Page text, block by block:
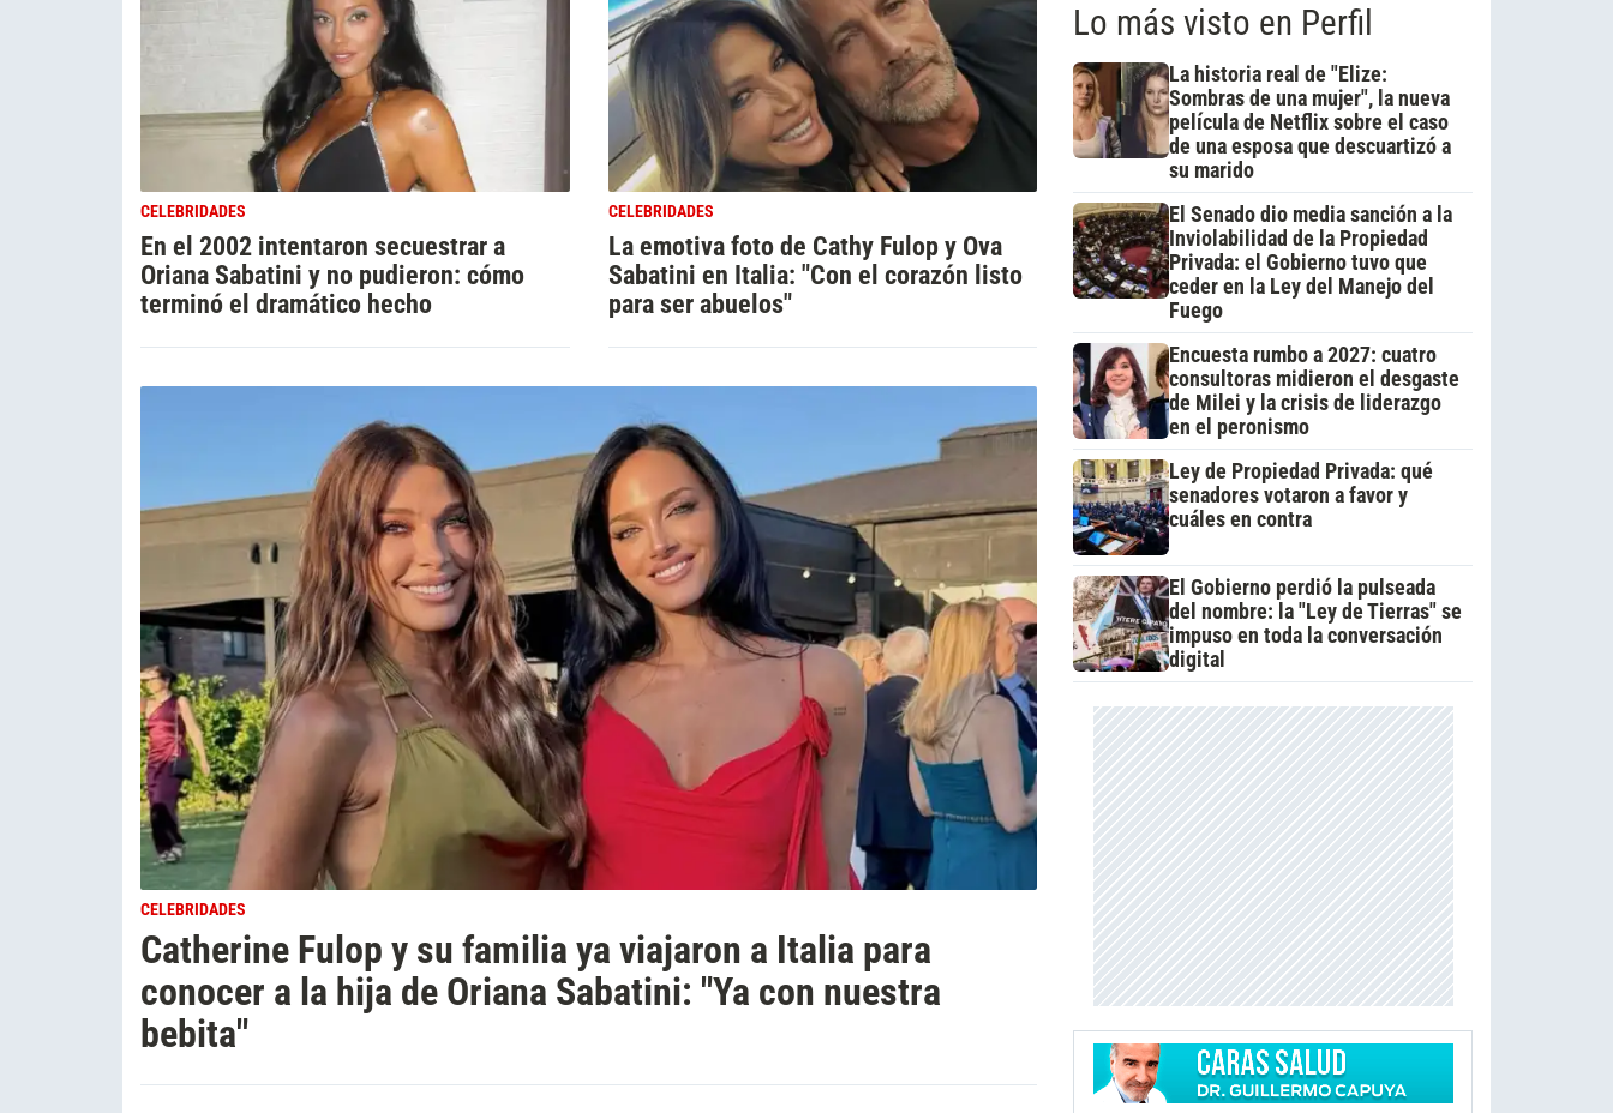
CELEBRIDADES
En el 2002 intentaron secuestrar a
Oriana Sabatini y no pudieron: cómo
terminó el dramático hecho
CELEBRIDADES
La emotiva foto de Cathy Fulop y Ova
Sabatini en Italia: "Con el corazón listo
para ser abuelos"
CELEBRIDADES
Catherine Fulop y su familia ya viajaron a Italia para
conocer a la hija de Oriana Sabatini: "Ya con nuestra
bebita"
Lo más visto en Perfil
La historia real de "Elize:
Sombras de una mujer", la nueva
película de Netflix sobre el caso
de una esposa que descuartizó a
su marido
El Senado dio media sanción a la
Inviolabilidad de la Propiedad
Privada: el Gobierno tuvo que
ceder en la Ley del Manejo del
Fuego
Encuesta rumbo a 2027: cuatro
consultoras midieron el desgaste
de Milei y la crisis de liderazgo
en el peronismo
Ley de Propiedad Privada: qué
senadores votaron a favor y
cuáles en contra
El Gobierno perdió la pulseada
del nombre: la "Ley de Tierras" se
impuso en toda la conversación
digital